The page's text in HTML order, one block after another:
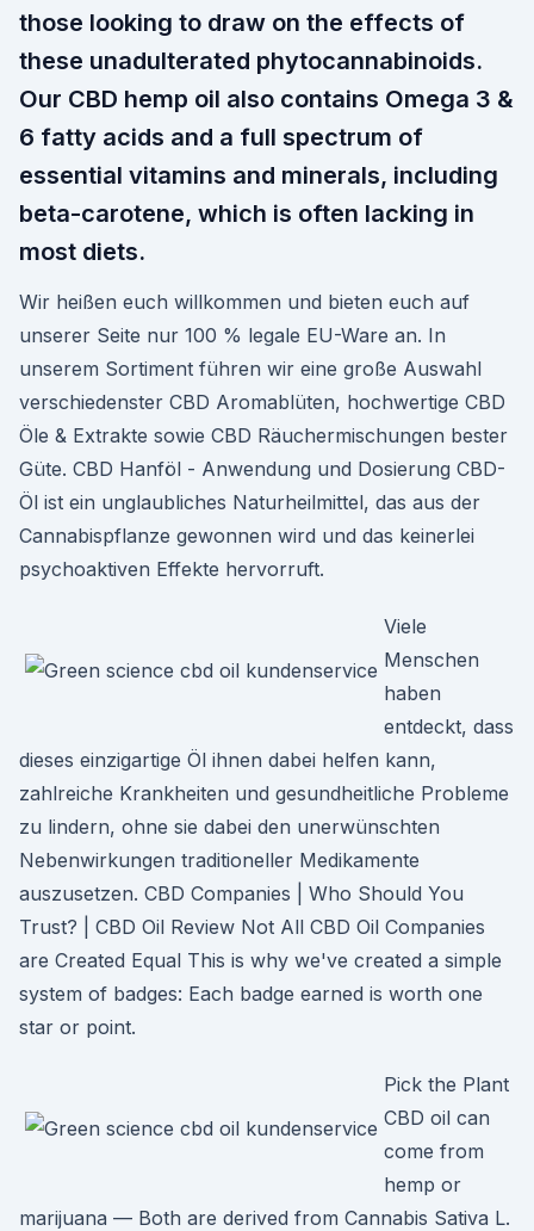
those looking to draw on the effects of
these unadulterated phytocannabinoids.
Our CBD hemp oil also contains Omega 3 &
6 fatty acids and a full spectrum of
essential vitamins and minerals, including
beta-carotene, which is often lacking in
most diets.
Wir heißen euch willkommen und bieten euch auf
unserer Seite nur 100 % legale EU-Ware an. In
unserem Sortiment führen wir eine große Auswahl
verschiedenster CBD Aromablüten, hochwertige CBD
Öle & Extrakte sowie CBD Räuchermischungen bester
Güte. CBD Hanföl - Anwendung und Dosierung CBD-
Öl ist ein unglaubliches Naturheilmittel, das aus der
Cannabispflanze gewonnen wird und das keinerlei
psychoaktiven Effekte hervorruft.
Viele
Menschen
haben
entdeckt, dass
dieses einzigartige Öl ihnen dabei helfen kann,
zahlreiche Krankheiten und gesundheitliche Probleme
zu lindern, ohne sie dabei den unerwünschten
Nebenwirkungen traditioneller Medikamente
auszusetzen. CBD Companies | Who Should You
Trust? | CBD Oil Review Not All CBD Oil Companies
are Created Equal This is why we've created a simple
system of badges: Each badge earned is worth one
star or point.
Pick the Plant
CBD oil can
come from
hemp or
marijuana — Both are derived from Cannabis Sativa L.